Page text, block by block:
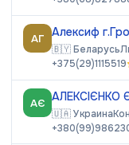
АГ Алексиф
🇧🇾Беларусь
+375(29)1115519
АЄ АЛЕКСІЄНКО
🇺🇦Украина